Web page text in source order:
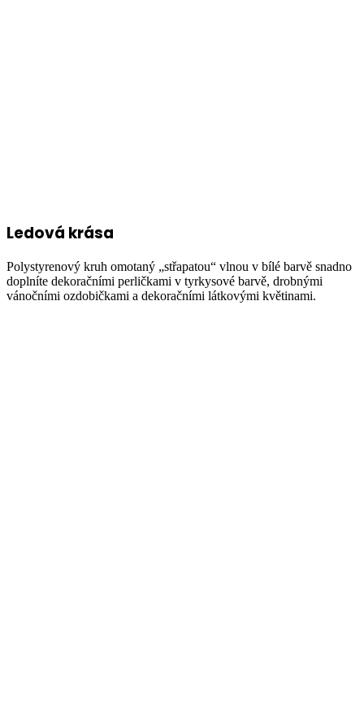
Ledová krása
Polystyrenový kruh omotaný „střapatou“ vlnou v bílé barvě snadno
doplníte dekoračními perličkami v tyrkysové barvě, drobnými
vánočními ozdobičkami a dekoračními látkovými květinami.